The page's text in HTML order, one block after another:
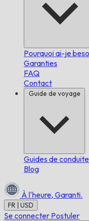
Pourquoi ai-je
Garanties
FAQ
Contact
Guide de voyage
Guides de
Blog
À l'heure, Garanti.
FR | USD
Se connecter Postuler